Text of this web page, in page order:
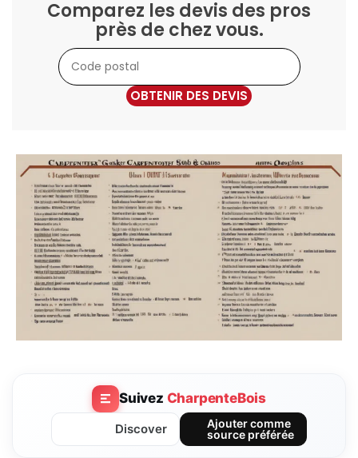
Comparez les devis des pros
près de chez vous.
OBTENIR DES DEVIS
Suivez CharpenteBois
Discover
Ajouter comme
source préférée